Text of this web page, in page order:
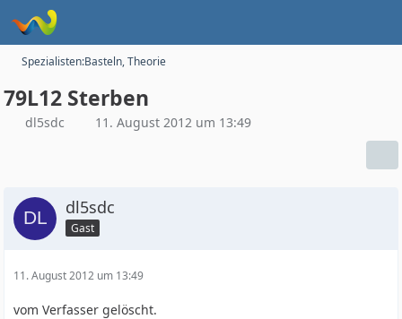
Spezialisten:Basteln, Theorie
79L12 Sterben
dl5sdc 11. August 2012 um 13:49
dl5sdc
Gast
11. August 2012 um 13:49
vom Verfasser gelöscht.